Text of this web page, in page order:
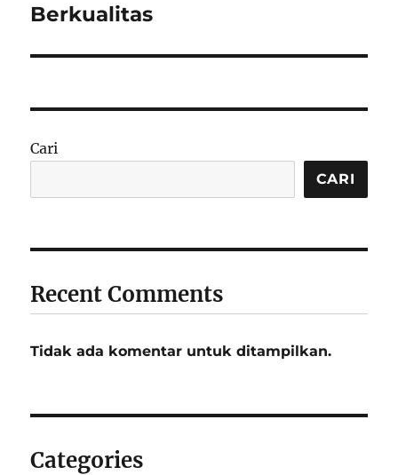
Berkualitas
Cari
CARI
Recent Comments
Tidak ada komentar untuk ditampilkan.
Categories